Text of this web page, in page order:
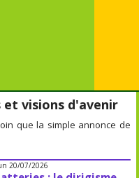
et visions d'avenir
que la simple annonce de
20/07/2026